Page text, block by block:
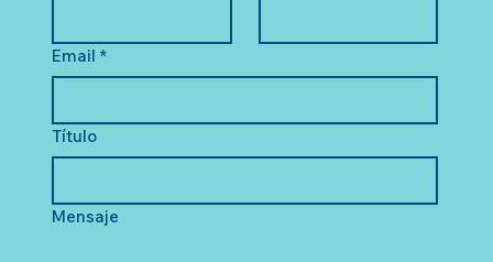
Email *
Título
Mensaje